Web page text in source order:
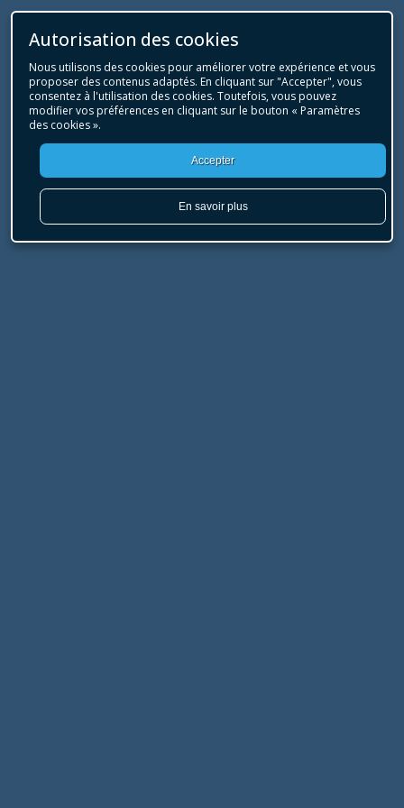
Autorisation des cookies
Nous utilisons des cookies pour améliorer votre expérience et vous
proposer des contenus adaptés. En cliquant sur "Accepter", vous
consentez à l'utilisation des cookies. Toutefois, vous pouvez
modifier vos préférences en cliquant sur le bouton « Paramètres
des cookies ».
Accepter
En savoir plus